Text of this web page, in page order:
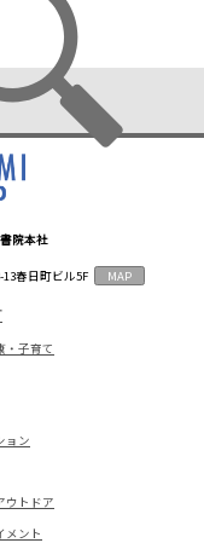
院本社
春日町ビル5F MAP
・子育て
ョン
ウトドア
メント